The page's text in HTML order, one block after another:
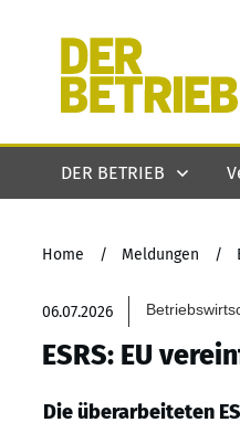
DER BETRIEB
Home / Meldungen /
06.07.2026
ESRS: EU
Die überarbeiteten